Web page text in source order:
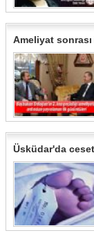
Ameliyat
Üsküdar'da